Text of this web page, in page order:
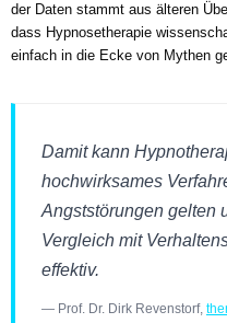
der Daten stammt aus älteren
dass Hypnosetherapie
einfach in die Ecke von Mythen
Damit kann
hochwirksames
Angststörungen gelten
Vergleich mit
effektiv.
— Prof. Dr. Dirk Revenstorf,